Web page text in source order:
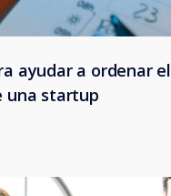
ayudar a ordenar el
una startup